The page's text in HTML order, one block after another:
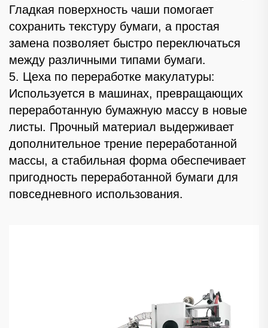
Гладкая поверхность чаши помогает
сохранить текстуру бумаги, а простая
замена позволяет быстро переключаться
между различными типами бумаги.
5. Цеха по переработке макулатуры:
Используется в машинах, превращающих
переработанную бумажную массу в новые
листы. Прочный материал выдерживает
дополнительное трение переработанной
массы, а стабильная форма обеспечивает
пригодность переработанной бумаги для
повседневного использования.